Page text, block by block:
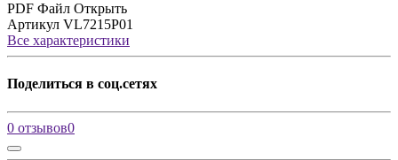
PDF Файл Открыть
Артикул VL7215P01
Все характеристики
Поделиться в соц.сетях
0 отзывов0